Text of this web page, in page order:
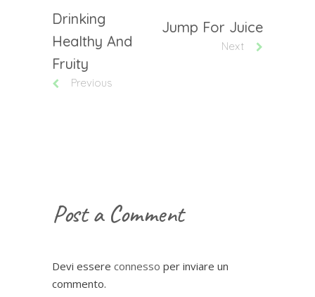
Drinking
Healthy And
Fruity
Previous
Jump For Juice
Next
Post a Comment
Devi essere connesso per inviare un
commento.